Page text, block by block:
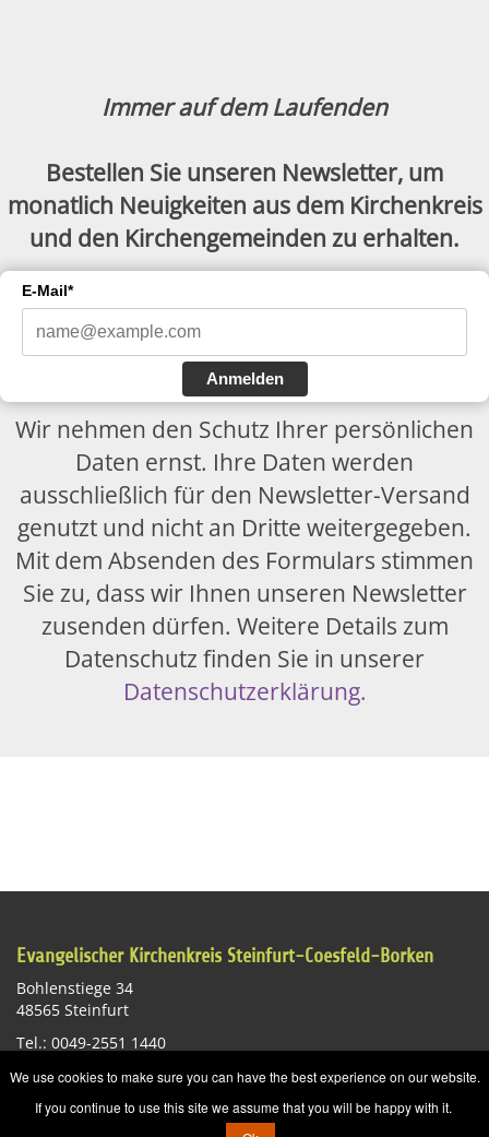
Immer auf dem Laufenden
Bestellen Sie unseren Newsletter, um
monatlich Neuigkeiten aus dem Kirchenkreis
und den Kirchengemeinden zu erhalten.
E-Mail*
Anmelden
Wir nehmen den Schutz Ihrer persönlichen
Daten ernst. Ihre Daten werden
ausschließlich für den Newsletter-Versand
genutzt und nicht an Dritte weitergegeben.
Mit dem Absenden des Formulars stimmen
Sie zu, dass wir Ihnen unseren Newsletter
zusenden dürfen. Weitere Details zum
Datenschutz finden Sie in unserer
Datenschutzerklärung.
Evangelischer Kirchenkreis Steinfurt-Coesfeld-Borken
Bohlenstiege 34
48565 Steinfurt
Tel.: 0049-2551 1440
We use cookies to make sure you can have the best experience on our website.
If you continue to use this site we assume that you will be happy with it.